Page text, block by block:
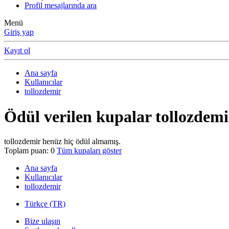
Profil mesajlarında ara
Menü
Giriş yap
Kayıt ol
Ana sayfa
Kullanıcılar
tollozdemir
Ödül verilen kupalar
tollozdemir henüz hiç ödül almamış.
Toplam puan: 0 Tüm kupaları göster
Ana sayfa
Kullanıcılar
tollozdemir
Türkçe (TR)
Bize ulaşın